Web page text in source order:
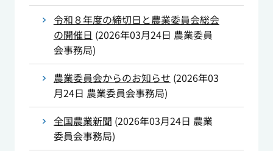
令和８年度の締切日と農業委員会総会
の開催日 (2026年03月24日 農業委員
会事務局)
農業委員会からのお知らせ (2026年03
月24日 農業委員会事務局)
全国農業新聞 (2026年03月24日 農業
委員会事務局)